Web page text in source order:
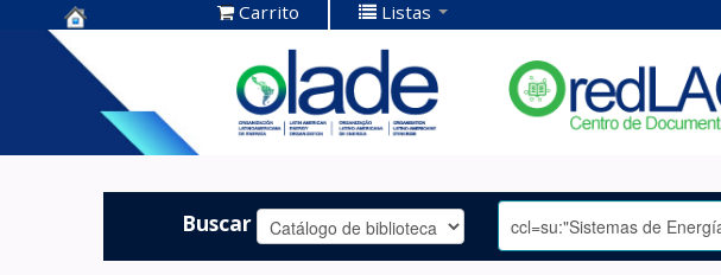
Centro de
Documentación
OLADE -
Carrito Listas
Buscar